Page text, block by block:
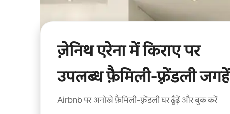
ज़ेनिथ एरेना में किराए पर
उपलब्ध फ़ैमिली-फ़्रेंडली जगहें
Airbnb पर अनोखे फ़ैमिली-फ़्रेंडली घर ढूँढ़ें और बुक करें